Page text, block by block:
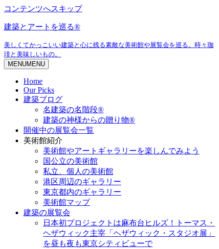
コンテンツへスキップ
建築とアートを巡る®
美しくてかっこいい建築と心に残る素敵な美術館や展覧会を巡る。時々珈
琲と美味しいもの。
MENUMENU
Home
Our Picks
建築ブログ
名建築の名階段®
建築の神様からの贈り物®
開催中の展覧会一覧
美術館紹介
美術館やアートギャラリーを楽しんでみよう
国公立の美術館
私立、個人の美術館
港区周辺のギャラリー
東京都内のギャラリー
美術館マップ
建築の展覧会
日本初プロジェクトは麻布台ヒルズ！トーマス・
ヘザウィック主宰「ヘザウィック・スタジオ展」
を昼も夜も東京シティビューで